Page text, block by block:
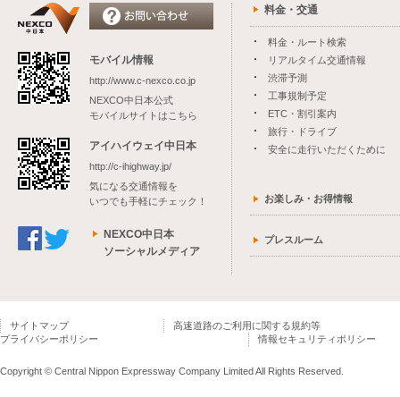
モバイル情報
http://www.c-nexco.co.jp
NEXCO中日本公式
モバイルサイトはこちら
アイハイウェイ中日本
http://c-ihighway.jp/
気になる交通情報を
いつでも手軽にチェック！
NEXCO中日本
ソーシャルメディア
料金・交通
料金・ルート検索
リアルタイム交通情報
渋滞予測
工事規制予定
ETC・割引案内
旅行・ドライブ
安全に走行いただくために
お楽しみ・お得情報
プレスルーム
サイトマップ
高速道路のご利用に関する規約等
プライバシーポリシー
情報セキュリティポリシー
Copyright © Central Nippon Expressway Company Limited All Rights Reserved.